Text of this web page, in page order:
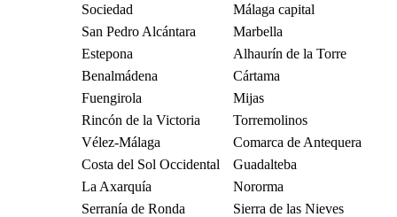
Sociedad
Málaga capital
San Pedro Alcántara
Marbella
Estepona
Alhaurín de la Torre
Benalmádena
Cártama
Fuengirola
Mijas
Rincón de la Victoria
Torremolinos
Vélez-Málaga
Comarca de Antequera
Costa del Sol Occidental
Guadalteba
La Axarquía
Nororma
Serranía de Ronda
Sierra de las Nieves